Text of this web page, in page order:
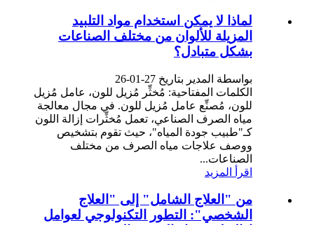
لماذا لا يمكن استخدام مواد التلبيد
المزيلة للألوان من مختلف الصناعات
بشكل متبادل؟
بواسطة المدير بتاريخ 27-01-26
الكلمات المفتاحية: مُخثِّر مُزيل للون، عامل مُزيل
للون، مُصنِّع عامل مُزيل للون. في مجال معالجة
مياه الصرف الصناعي، تعمل مُخثِّرات إزالة اللون
كـ"طبيب جودة المياه"، حيث تقوم بتشخيص
ووصف علاجات مياه الصرف من مختلف
الصناعات...
اقرأ المزيد
من "العلاج الشامل" إلى "العلاج
الشخصي": التطور التكنولوجي لعوامل